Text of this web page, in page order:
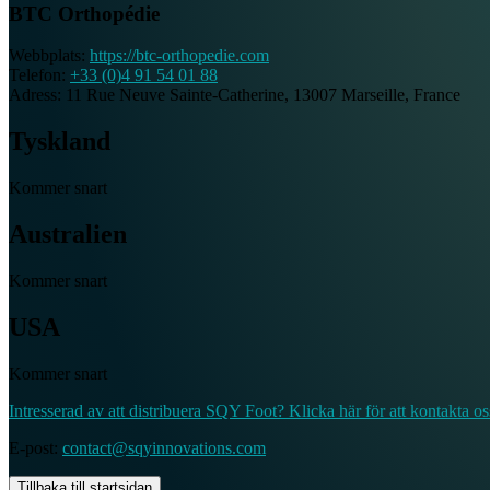
BTC Orthopédie
Webbplats: https://btc-orthopedie.com
Telefon: +33 (0)4 91 54 01 88
Adress: 11 Rue Neuve Sainte-Catherine, 13007 Marseille, France
Tyskland
Kommer snart
Australien
Kommer snart
USA
Kommer snart
Intresserad av att distribuera SQY Foot? Klicka här för att kontakta
E-post: contact@sqyinnovations.com